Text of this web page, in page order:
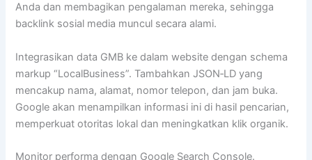
Anda dan membagikan pengalaman mereka, sehingga
backlink sosial media muncul secara alami.
Integrasikan data GMB ke dalam website dengan schema
markup “LocalBusiness”. Tambahkan JSON‑LD yang
mencakup nama, alamat, nomor telepon, dan jam buka.
Google akan menampilkan informasi ini di hasil pencarian,
memperkuat otoritas lokal dan meningkatkan klik organik.
Monitor performa dengan Google Search Console.